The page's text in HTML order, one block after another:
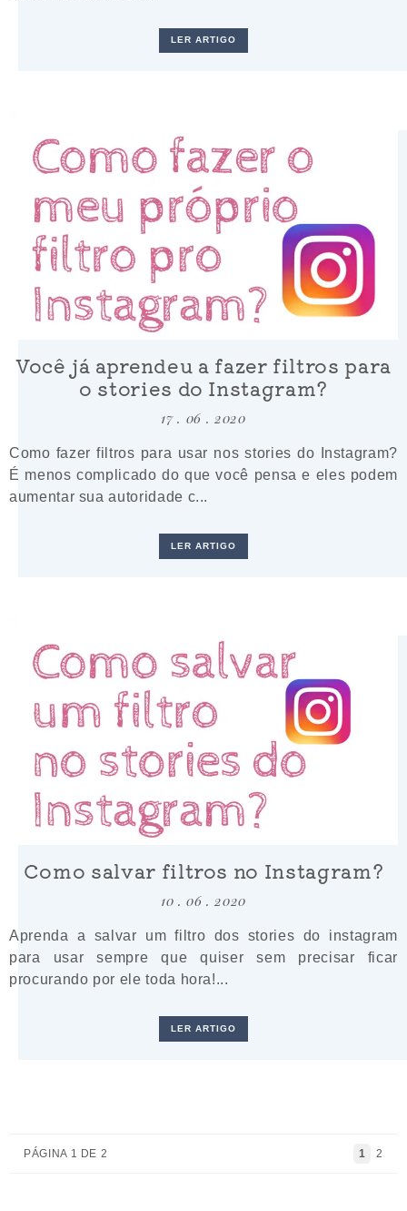
LER ARTIGO
Você já aprendeu a fazer filtros para
o stories do Instagram?
17 . 06 . 2020
Como fazer filtros para usar nos stories do Instagram?
É menos complicado do que você pensa e eles podem
aumentar sua autoridade c...
LER ARTIGO
Como salvar filtros no Instagram?
10 . 06 . 2020
Aprenda a salvar um filtro dos stories do instagram
para usar sempre que quiser sem precisar ficar
procurando por ele toda hora!...
LER ARTIGO
PÁGINA 1 DE 2 1 2